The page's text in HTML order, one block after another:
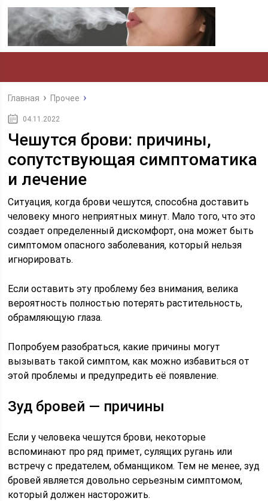
Главная Прочее
04.11.2022
Чешутся брови: причины,
сопутствующая симптоматика
и лечение
Ситуация, когда брови чешутся, способна доставить
человеку много неприятных минут. Мало того, что это
создает определенный дискомфорт, она может быть
симптомом опасного заболевания, который нельзя
игнорировать.
Если оставить эту проблему без внимания, велика
вероятность полностью потерять растительность,
обрамляющую глаза.
Попробуем разобраться, какие причины могут
вызывать такой симптом, как можно избавиться от
этой проблемы и предупредить её появление.
Зуд бровей — причины
Если у человека чешутся брови, некоторые
вспоминают про ряд примет, сулящих ругань или
встречу с предателем, обманщиком. Тем не менее, зуд
бровей является довольно серьезным симптомом,
который должен насторожить.